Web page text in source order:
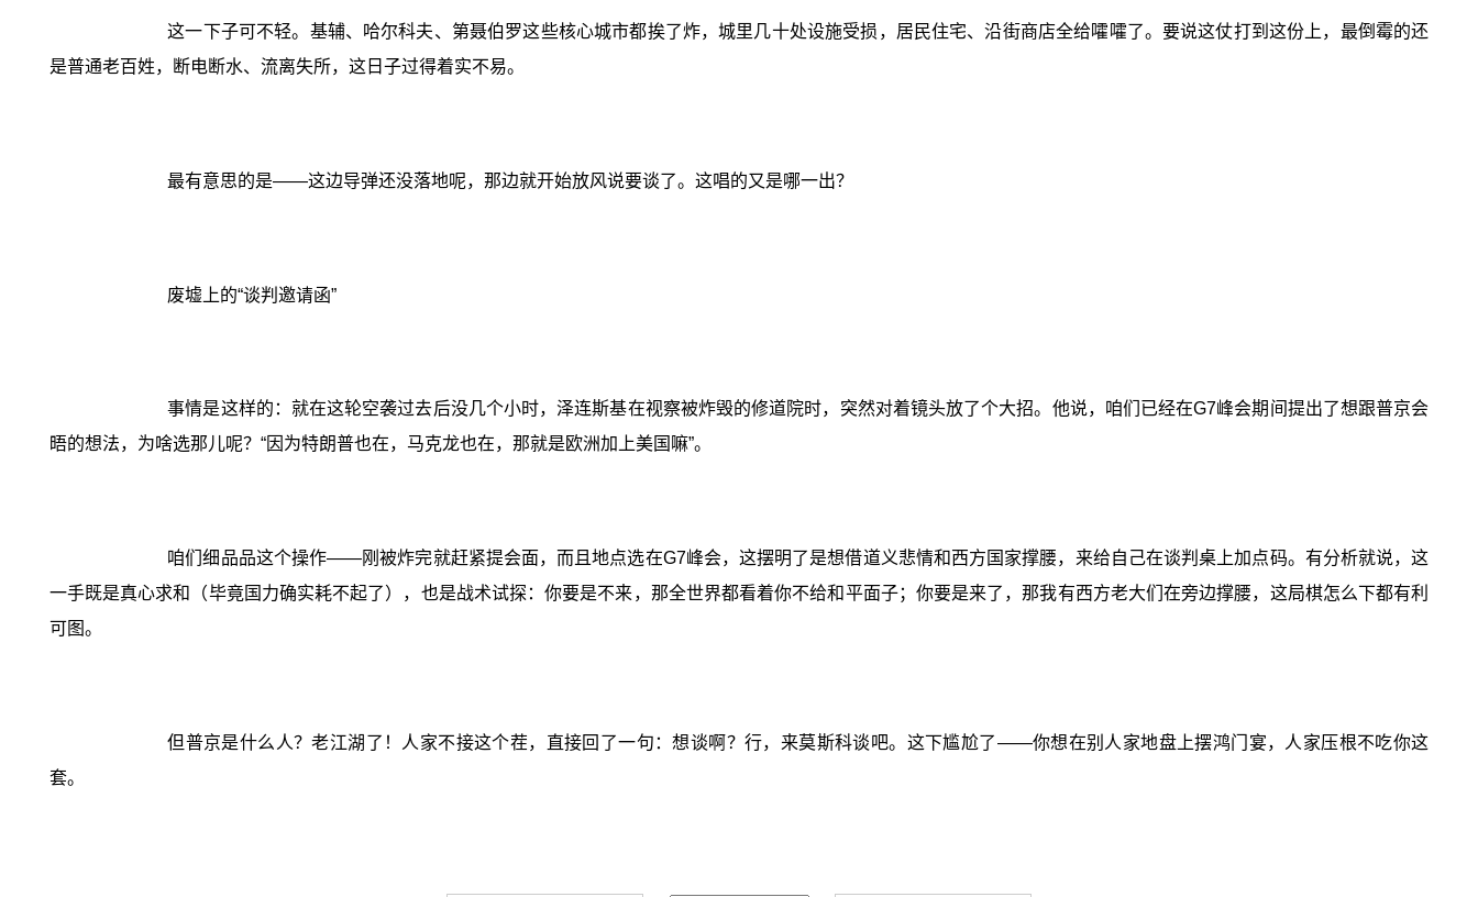
这一下子可不轻。基辅、哈尔科夫、第聂伯罗这些核心城市都挨了炸，城里几十处设施受损，居民住宅、沿街商店全给嚯嚯了。要说这仗打到这份上，最倒霉的还
是普通老百姓，断电断水、流离失所，这日子过得着实不易。
最有意思的是——这边导弹还没落地呢，那边就开始放风说要谈了。这唱的又是哪一出？
废墟上的“谈判邀请函”
事情是这样的：就在这轮空袭过去后没几个小时，泽连斯基在视察被炸毁的修道院时，突然对着镜头放了个大招。他说，咱们已经在G7峰会期间提出了想跟普京会
晤的想法，为啥选那儿呢？“因为特朗普也在，马克龙也在，那就是欧洲加上美国嘛”。
咱们细品品这个操作——刚被炸完就赶紧提会面，而且地点选在G7峰会，这摆明了是想借道义悲情和西方国家撑腰，来给自己在谈判桌上加点码。有分析就说，这
一手既是真心求和（毕竟国力确实耗不起了），也是战术试探：你要是不来，那全世界都看着你不给和平面子；你要是来了，那我有西方老大们在旁边撑腰，这局棋怎么下都有利
可图。
但普京是什么人？老江湖了！人家不接这个茬，直接回了一句：想谈啊？行，来莫斯科谈吧。这下尴尬了——你想在别人家地盘上摆鸿门宴，人家压根不吃你这
套。